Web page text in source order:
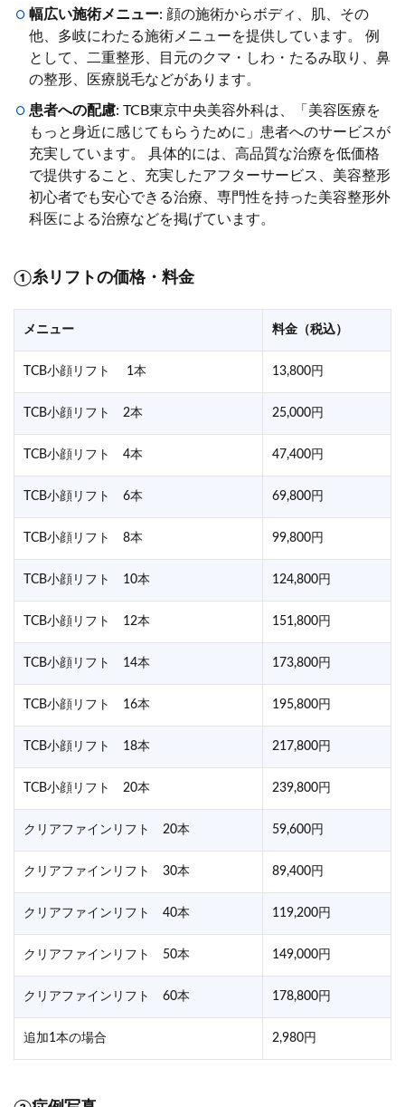
幅広い施術メニュー: 顔の施術からボディ、肌、その
他、多岐にわたる施術メニューを提供しています。 例
として、二重整形、目元のクマ・しわ・たるみ取り、鼻
の整形、医療脱毛などがあります。
患者への配慮: TCB東京中央美容外科は、「美容医療を
もっと身近に感じてもらうために」患者へのサービスが
充実しています。 具体的には、高品質な治療を低価格
で提供すること、充実したアフターサービス、美容整形
初心者でも安心できる治療、専門性を持った美容整形外
科医による治療などを掲げています。
①糸リフトの価格・料金
メニュー 料金（税込）
TCB小顔リフト 1本 13,800円
TCB小顔リフト 2本 25,000円
TCB小顔リフト 4本 47,400円
TCB小顔リフト 6本 69,800円
TCB小顔リフト 8本 99,800円
TCB小顔リフト 10本 124,800円
TCB小顔リフト 12本 151,800円
TCB小顔リフト 14本 173,800円
TCB小顔リフト 16本 195,800円
TCB小顔リフト 18本 217,800円
TCB小顔リフト 20本 239,800円
クリアファインリフト 20本 59,600円
クリアファインリフト 30本 89,400円
クリアファインリフト 40本 119,200円
クリアファインリフト 50本 149,000円
クリアファインリフト 60本 178,800円
追加1本の場合 2,980円